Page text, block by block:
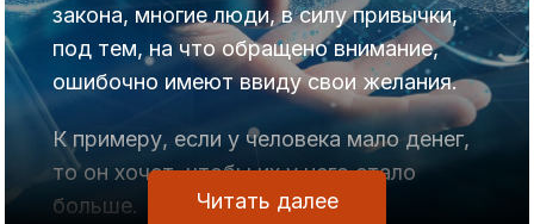
закона, многие люди, в силу привычки,
под тем, на что обращено внимание,
ошибочно имеют ввиду свои желания.
К примеру, если у человека мало денег,
то он хочет, чтобы их у него стало
больше.
Читать далее